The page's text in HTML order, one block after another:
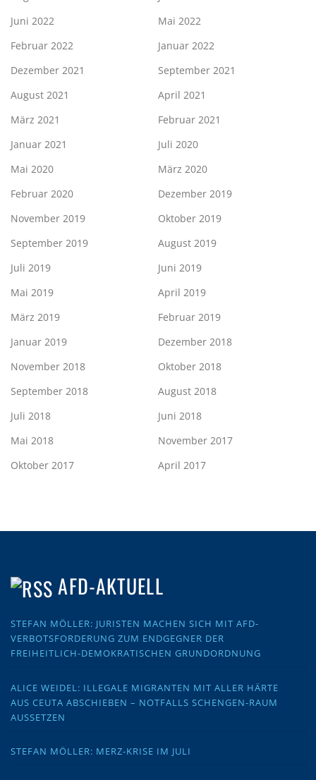
Juni 2022
Mai 2022
Februar 2022
Januar 2022
Dezember 2021
September 2021
August 2021
April 2021
März 2021
Februar 2021
Januar 2021
Juli 2020
Mai 2020
März 2020
Februar 2020
Dezember 2019
November 2019
Oktober 2019
September 2019
August 2019
Juli 2019
Juni 2019
Mai 2019
April 2019
März 2019
Februar 2019
Januar 2019
Dezember 2018
November 2018
Oktober 2018
September 2018
August 2018
Juli 2018
Juni 2018
Mai 2018
November 2017
Oktober 2017
April 2017
AFD-AKTUELL
STEFAN MÖLLER: JURISTEN MACHEN SICH MIT AFD-
VERBOTSFORDERUNG ZUM ENDGEGNER DER
FREIHEITLICH-DEMOKRATISCHEN GRUNDORDNUNG
ALICE WEIDEL: ILLEGALE MIGRANTEN MIT ALLER HÄRTE
AUS CEUTA ABSCHIEBEN – NOTFALLS SCHENGEN-RAUM
AUSSETZEN
STEFAN MÖLLER: MERZ-KRISE IM JULI